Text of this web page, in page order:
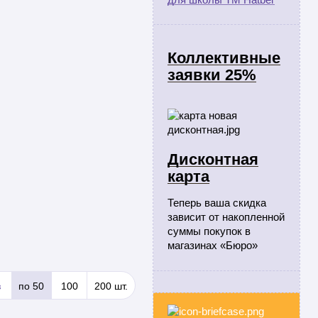
Коллективные
заявки 25%
Дисконтная
карта
Теперь ваша скидка
зависит от накопленной
суммы покупок в
магазинах «Бюро»
по 50 100 200 шт.